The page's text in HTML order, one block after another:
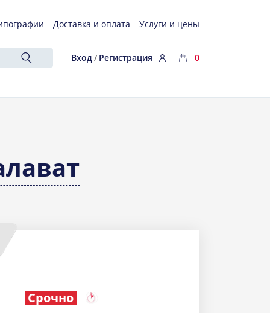
Доставка и оплата Услуги и цены
Вход/ Регистрация 0
Срочно